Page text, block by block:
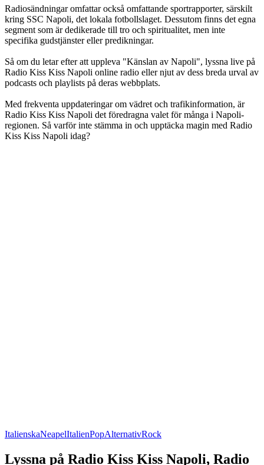
Radiosändningar omfattar också omfattande sportrapporter, särskilt
kring SSC Napoli, det lokala fotbollslaget. Dessutom finns det egna
segment som är dedikerade till tro och spiritualitet, men inte
specifika gudstjänster eller predikningar.
Så om du letar efter att uppleva "Känslan av Napoli", lyssna live på
Radio Kiss Kiss Napoli online radio eller njut av dess breda urval av
podcasts och playlists på deras webbplats.
Med frekventa uppdateringar om vädret och trafikinformation, är
Radio Kiss Kiss Napoli det föredragna valet för många i Napoli-
regionen. Så varför inte stämma in och upptäcka magin med Radio
Kiss Kiss Napoli idag?
ItalienskaNeapelItalienPopAlternativRock
Lyssna på Radio Kiss Kiss Napoli, Radio